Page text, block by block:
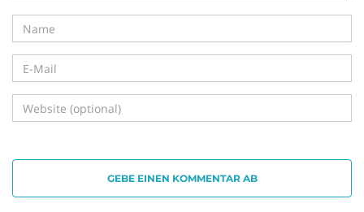
a
t
i
GEBE EINEN KOMMENTAR AB